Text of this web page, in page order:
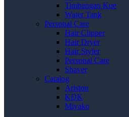
Timbangan Kue
Water Tank
Personal Care
Hair Clipper
Hair Dryer
Hair Styler
Personal Care
Shaver
Catalog
Ariston
KDK
Miyako